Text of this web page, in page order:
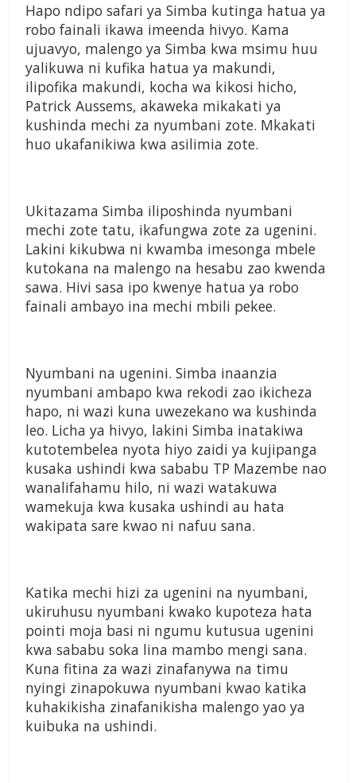
Hapo ndipo safari ya Simba kutinga hatua ya
robo fainali ikawa imeenda hivyo. Kama
ujuavyo, malengo ya Simba kwa msimu huu
yalikuwa ni kufika hatua ya makundi,
ilipofika makundi, kocha wa kikosi hicho,
Patrick Aussems, akaweka mikakati ya
kushinda mechi za nyumbani zote. Mkakati
huo ukafanikiwa kwa asilimia zote.
Ukitazama Simba iliposhinda nyumbani
mechi zote tatu, ikafungwa zote za ugenini.
Lakini kikubwa ni kwamba imesonga mbele
kutokana na malengo na hesabu zao kwenda
sawa. Hivi sasa ipo kwenye hatua ya robo
fainali ambayo ina mechi mbili pekee.
Nyumbani na ugenini. Simba inaanzia
nyumbani ambapo kwa rekodi zao ikicheza
hapo, ni wazi kuna uwezekano wa kushinda
leo. Licha ya hivyo, lakini Simba inatakiwa
kutotembelea nyota hiyo zaidi ya kujipanga
kusaka ushindi kwa sababu TP Mazembe nao
wanalifahamu hilo, ni wazi watakuwa
wamekuja kwa kusaka ushindi au hata
wakipata sare kwao ni nafuu sana.
Katika mechi hizi za ugenini na nyumbani,
ukiruhusu nyumbani kwako kupoteza hata
pointi moja basi ni ngumu kutusua ugenini
kwa sababu soka lina mambo mengi sana.
Kuna fitina za wazi zinafanywa na timu
nyingi zinapokuwa nyumbani kwao katika
kuhakikisha zinafanikisha malengo yao ya
kuibuka na ushindi.